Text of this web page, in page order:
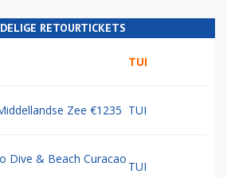
RETOURTICKETS
TUI
Zee €1235 TUI
Dive & Beach Curacao
TUI